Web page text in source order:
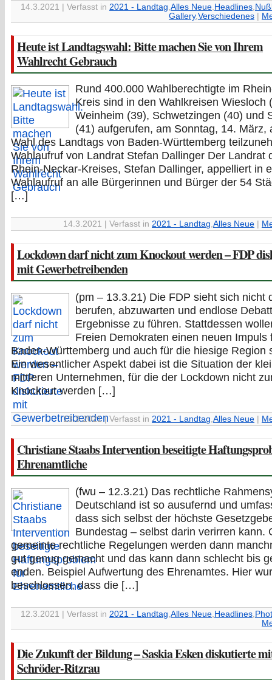
14.3.2021 | Verfasst in 2021 - Landtag Alles Neue Headlines
Gallery, Verschiedenes |
Heute ist Landtagswahl: Bitte machen Sie von Ihrem
Wahlrecht Gebrauch
Rund 400.000 Wahlberechtigte im
Kreis sind in den Wahlkreisen Wiesloch
Weinheim (39), Schwetzingen (40) und
(41) aufgerufen, am Sonntag, 14. März,
Wahl des Landtags von Baden-Württemberg
Wahlaufruf von Landrat Stefan Dallinger Der Landrat
Rhein-Neckar-Kreises, Stefan Dallinger, appelliert in
Wahlaufruf an alle Bürgerinnen und Bürger der 54
[…]
14.3.2021 | Verfasst in 2021 - Landtag,Alles Neue
Lockdown darf nicht zum Knockout werden – FDP
mit Gewerbetreibenden
(pm – 13.3.21) Die FDP sieht sich nicht
berufen, abzuwarten und endlose
Ergebnisse zu führen. Stattdessen
Freien Demokraten einen neuen Impuls
Baden-Württemberg und auch für die hiesige Region
Ein wesentlicher Aspekt dabei ist die Situation der
mittleren Unternehmen, für die der Lockdown nicht
Knockout werden […]
13.3.2021 | Verfasst in 2021 - Landtag,Alles Neue
Christiane Staabs Intervention beseitigte
Ehrenamtliche
(fwu – 12.3.21) Das rechtliche
Deutschland ist so ausufernd und
dass sich selbst der höchste
Bundestag – selbst darin verirren kann.
gemeinte rechtliche Regelungen werden dann
gut genug gemacht und das kann dann schlecht bis
enden. Beispiel Aufwertung des Ehrenamtes. Hier
beschlossen, dass die […]
12.3.2021 | Verfasst in 2021 - Landtag Alles Neue Headlines
Die Zukunft der Bildung – Saskia Esken diskutierte
Schröder-Ritzrau